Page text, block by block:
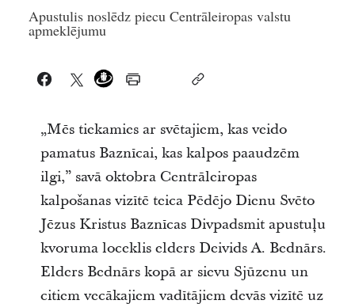
Apustulis noslēdz piecu Centrāleiropas valstu
apmeklējumu
„Mēs tiekamies ar svētajiem, kas veido
pamatus Baznīcai, kas kalpos paaudzēm
ilgi,” savā oktobra Centrāleiropas
kalpošanas vizītē teica Pēdējo Dienu Svēto
Jēzus Kristus Baznīcas Divpadsmit apustuļu
kvoruma loceklis elders Deivids A. Bednārs.
Elders Bednārs kopā ar sievu Sjūzenu un
citiem vecākajiem vadītājiem devās vizītē uz